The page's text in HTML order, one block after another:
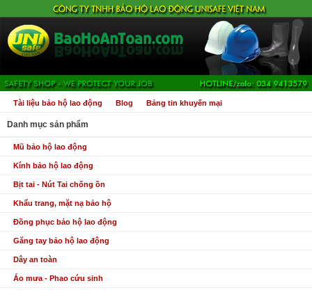
Tài liệu bảo hộ lao động Blog Bảng tin khuyến mại
Danh mục sản phẩm
Mũ bảo hộ lao động
Kính bảo hộ lao động
Bịt tai - Nút Tai chống ồn
Khẩu trang, mặt nạ bảo hộ
Đồng phục bảo hộ lao động
Găng tay bảo hộ lao động
Dây an toàn
Áo mưa - Phao cứu sinh